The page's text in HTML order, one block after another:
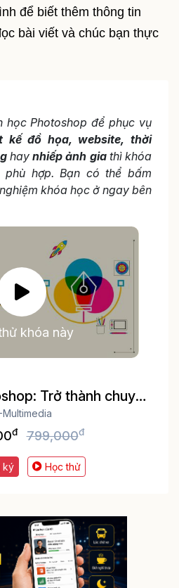
để biết thêm thông tin
bài viết và chúc bạn thực
học Photoshop để phục vụ
kế đồ họa, website, thời
hay nhiếp ảnh gia thì khóa
hợp. Bạn có thể bấm
khóa học ở ngay bên
khóa này
Trở thành chuyên
thiết kế
Multimedia
đ 799,000đ
ký Học thử